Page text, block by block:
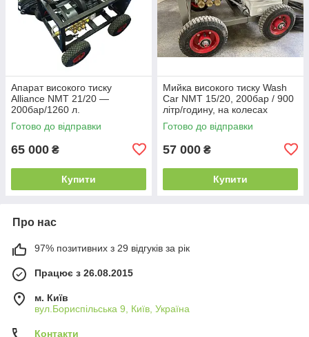
Апарат високого тиску
Alliance NMT 21/20 —
200бар/1260 л.
Готово до відправки
65 000 ₴
Купити
Мийка високого тиску Wash
Car NMT 15/20, 200бар / 900
літр/годину, на колесах
Готово до відправки
57 000 ₴
Купити
Про нас
97% позитивних з 29 відгуків за рік
Працює з 26.08.2015
м. Київ
вул.Бориспільська 9, Київ, Україна
Контакти